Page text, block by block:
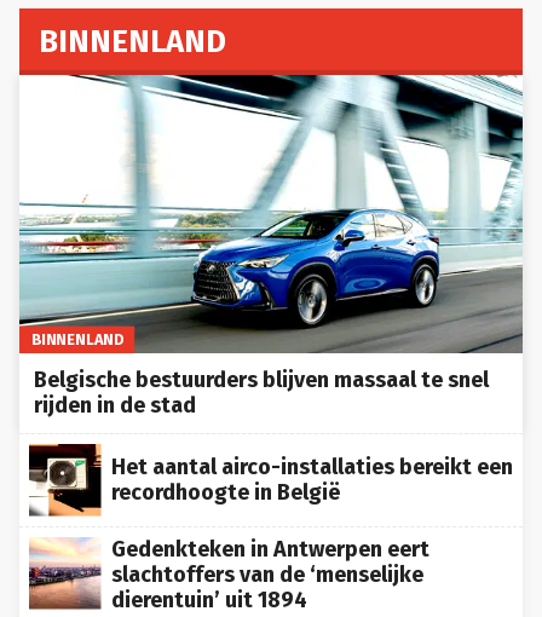
BINNENLAND
BINNENLAND
Belgische bestuurders blijven massaal te snel
rijden in de stad
Het aantal airco-installaties bereikt een
recordhoogte in België
Gedenkteken in Antwerpen eert
slachtoffers van de ‘menselijke
dierentuin’ uit 1894